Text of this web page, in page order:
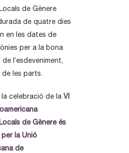
de Gènere
de quatre dies
en les dates de
per a la bona
l’esdeveniment,
les parts.
celebració de la VI
de Gènere és
la Unió
de